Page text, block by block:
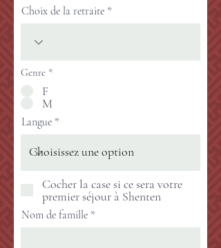
Choix de la retraite
Genre *
F
M
Langue
Cocher la case si ce sera votre
premier séjour à Shenten
Nom de famille